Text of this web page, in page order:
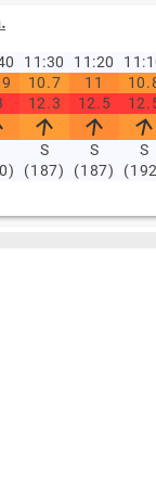
11:30 11:20
10.7 11
12.3 12.5
S
(187)
S
(187)
S